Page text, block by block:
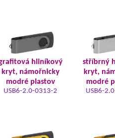
hliníkový
kryt, námořnicky
modré plastov
USB6-2.0-0313-2
stříbrný
kryt,
modré
USB6-